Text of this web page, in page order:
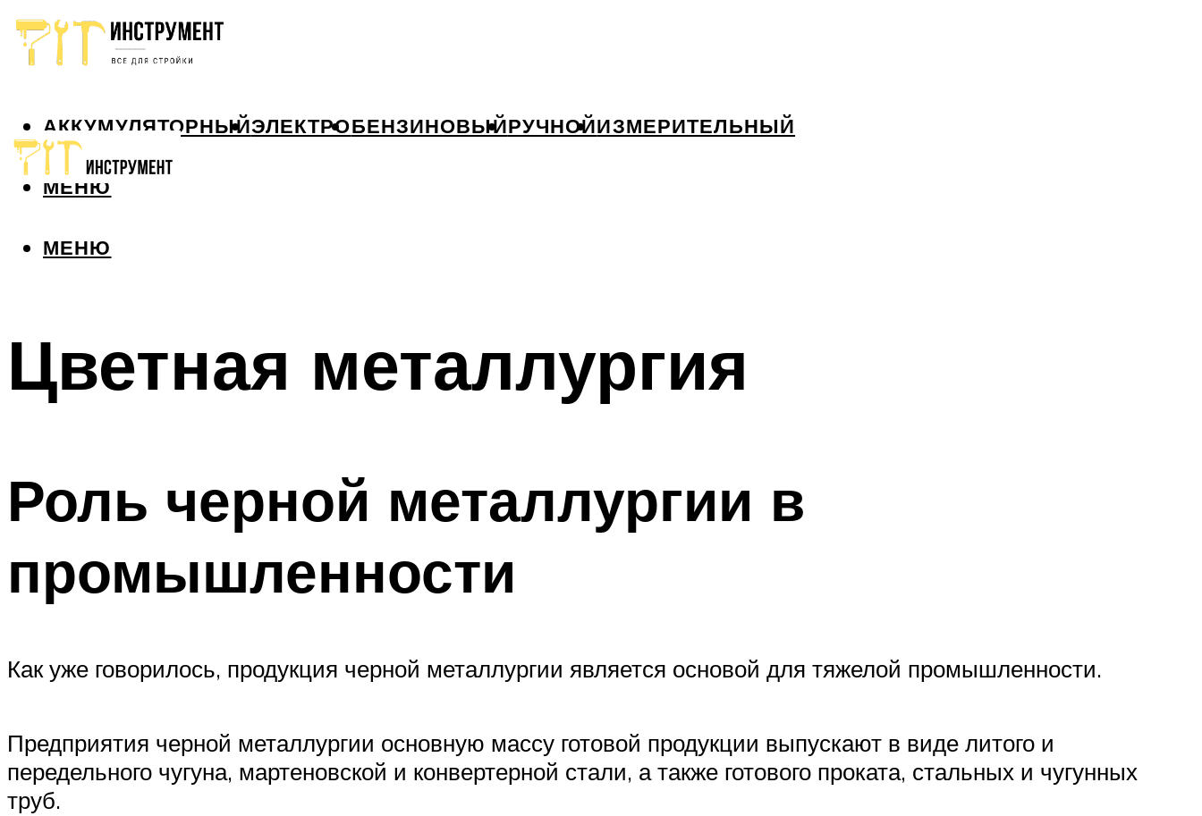
АККУМУЛЯТОРНЫЙЭЛЕКТРОБЕНЗИНОВЫЙРУЧНОЙИЗМЕРИТЕЛЬНЫЙ
МЕНЮ
МЕНЮ
Цветная металлургия
Роль черной металлургии в
промышленности
Как уже говорилось, продукция черной металлургии является основой для тяжелой промышленности.
Предприятия черной металлургии основную массу готовой продукции выпускают в виде литого и
передельного чугуна, мартеновской и конвертерной стали, а также готового проката, стальных и чугунных
труб.